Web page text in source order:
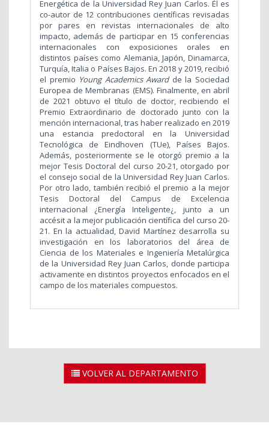
Energética de la Universidad Rey Juan Carlos. Él es
co-autor de 12 contribuciones científicas revisadas
por pares en revistas internacionales de alto
impacto, además de participar en 15 conferencias
internacionales con exposiciones orales en
distintos países como Alemania, Japón, Dinamarca,
Turquía, Italia o Países Bajos. En 2018 y 2019, recibió
el premio Young Academics Awardde la Sociedad
Europea de Membranas (EMS). Finalmente, en abril
de 2021 obtuvo el título de doctor, recibiendo el
Premio Extraordinario de doctorado junto con la
mención internacional, tras haber realizado en 2019
una estancia predoctoral en la Universidad
Tecnológica de Eindhoven (TUe), Países Bajos.
Además, posteriormente se le otorgó premio a la
mejor Tesis Doctoral del curso 20-21, otorgado por
el consejo social de la Universidad Rey Juan Carlos.
Por otro lado, también recibió el premio a la mejor
Tesis Doctoral del Campus de Excelencia
internacional ¿Energía Inteligente¿, junto a un
accésit a la mejor publicación científica del curso 20-
21. En la actualidad, David Martínez desarrolla su
investigación en los laboratorios del área de
Ciencia de los Materiales e Ingeniería Metalúrgica
de la Universidad Rey Juan Carlos, donde participa
activamente en distintos proyectos enfocados en el
campo de los materiales compuestos.
VOLVER AL DEPARTAMENTO